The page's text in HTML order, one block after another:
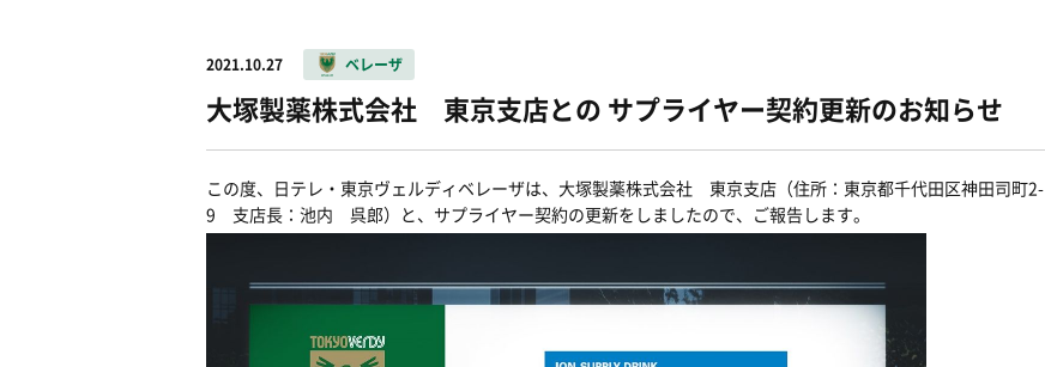
2021.10.27 ベレーザ
大塚製薬株式会社 東京支店との サプライヤー契約更新のお知らせ
この度、日テレ・東京ヴェルディベレーザは、大塚製薬株式会社 東京支店（住所：東京都千代田区神田司町2-
9 支店長：池内 呉郎）と、サプライヤー契約の更新をしましたので、ご報告します。